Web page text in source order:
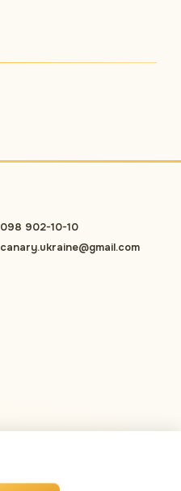
098 902-10-10
canary.ukraine@gmail.com